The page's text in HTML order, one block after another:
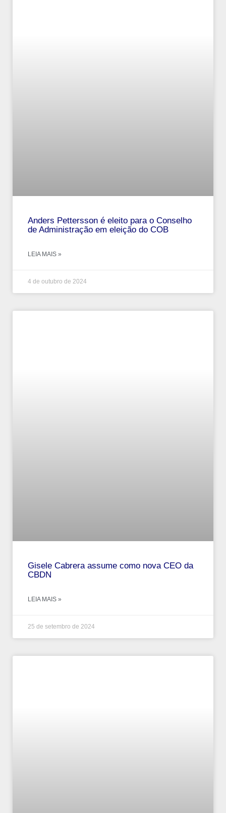
Anders Pettersson é eleito para o Conselho
de Administração em eleição do COB
LEIA MAIS »
4 de outubro de 2024
Gisele Cabrera assume como nova CEO da
CBDN
LEIA MAIS »
25 de setembro de 2024